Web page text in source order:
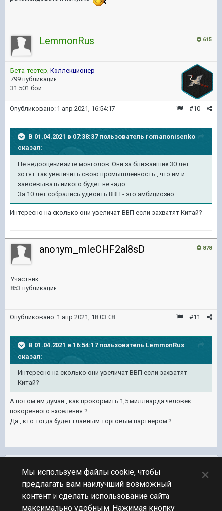
615
LemmonRus
Бета-тестер Коллекционер
799 публикаций
31 501 бой
#10
Опубликовано: 1 апр 2021, 16:54:17
В 01.04.2021 в 07:38:37 пользователь romanonisenko
сказал:
Не недооценивайте монголов. Они за ближайшие 30 лет
хотят так увеличить свою промышленность , что им и
завоевывать никого будет не надо.
За 10 лет собрались удвоить ВВП - это амбициозно
Интересно на сколько они увеличат ВВП если захватят Китай?
878
anonym_mIeCHF2al8sD
Участник
853 публикации
#11
Опубликовано: 1 апр 2021, 18:03:08
В 01.04.2021 в 16:54:17 пользователь LemmonRus
сказал:
Интересно на сколько они увеличат ВВП если захватят
Китай?
А потом им думай , как прокормить 1,5 миллиарда человек
покоренного населения ?
Да , кто тогда будет главным торговым партнером ?
ПЕРЕЙТИ К СПИСКУ ТЕМ
Юмор
Мы используем файлы cookie, чтобы
предлагать вам наилучший возможный
контент и сделать использование сайта
максимально удобным. Нажимая кнопку
×